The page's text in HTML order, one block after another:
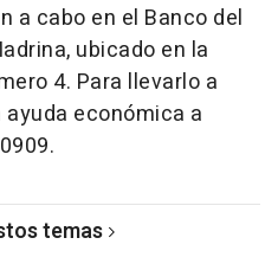
a cabo en el Banco del
ubicado en la
4. Para llevarlo a
económica a
temas